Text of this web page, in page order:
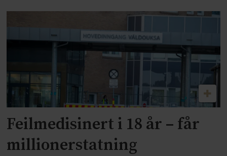
Feilmedisinert i 18 år – får
millionerstatning